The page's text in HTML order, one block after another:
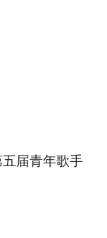
届青年歌手